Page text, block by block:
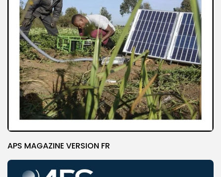
APS MAGAZINE VERSION FR